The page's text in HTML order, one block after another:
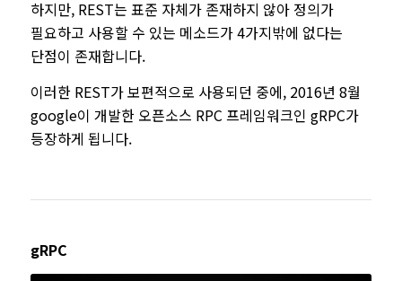
하지만, REST는 표준 자체가 존재하지 않아 정의가
필요하고 사용할 수 있는 메소드가 4가지밖에 없다는
단점이 존재합니다.
이러한 REST가 보편적으로 사용되던 중에, 2016년 8월
google이 개발한 오픈소스 RPC 프레임워크인 gRPC가
등장하게 됩니다.
gRPC